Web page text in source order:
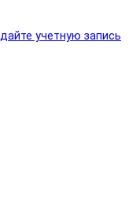
учетную запись